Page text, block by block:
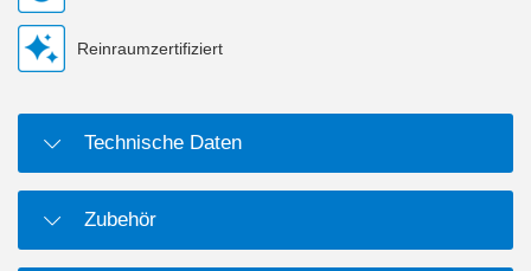
Reinraumzertifiziert
Technische Daten
Zubehör